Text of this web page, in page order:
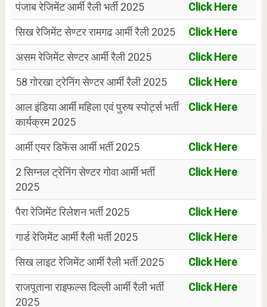
पंजाब रेजिमेंट आर्मी रैली भर्ती 2025
Click Here
सिख रेजिमेंट सेण्टर रामगढ आर्मी रैली 2025
Click Here
असम रेजिमेंट सेण्टर आर्मी रैली 2025
Click Here
58 गोरखा ट्रेनिंग सेण्टर आर्मी रैली 2025
Click Here
आल इंडिया आर्मी महिला एवं पुरुष स्पोर्ट्स भर्ती
कार्यक्रम 2025
Click Here
आर्मी एयर डिफेंस आर्मी भर्ती 2025
Click Here
2 सिग्नल ट्रेनिंग सेण्टर गोवा आर्मी भर्ती
2025
Click Here
पैरा रेजिमेंट रिलेशन भर्ती 2025
Click Here
गार्ड रेजिमेंट आर्मी रैली भर्ती 2025
Click Here
सिख लाइट रेजिमेंट आर्मी रैली भर्ती 2025
Click Here
राजपूताना राइफल्स दिल्ली आर्मी रैली भर्ती
2025
Click Here